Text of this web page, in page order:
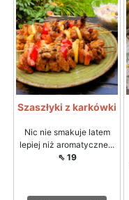
Szaszłyki z karkówki
Nic nie smakuje latem
lepiej niż aromatyczne...
⇖ 19